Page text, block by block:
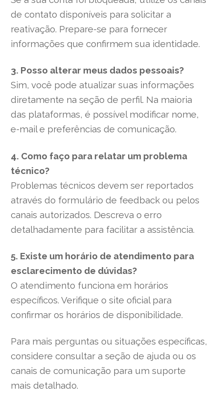
de contato disponíveis para solicitar a
reativação. Prepare-se para fornecer
informações que confirmem sua identidade.
3. Posso alterar meus dados pessoais?
Sim, você pode atualizar suas informações
diretamente na seção de perfil. Na maioria
das plataformas, é possível modificar nome,
e-mail e preferências de comunicação.
4. Como faço para relatar um problema
técnico?
Problemas técnicos devem ser reportados
através do formulário de feedback ou pelos
canais autorizados. Descreva o erro
detalhadamente para facilitar a assistência.
5. Existe um horário de atendimento para
esclarecimento de dúvidas?
O atendimento funciona em horários
específicos. Verifique o site oficial para
confirmar os horários de disponibilidade.
Para mais perguntas ou situações específicas,
considere consultar a seção de ajuda ou os
canais de comunicação para um suporte
mais detalhado.